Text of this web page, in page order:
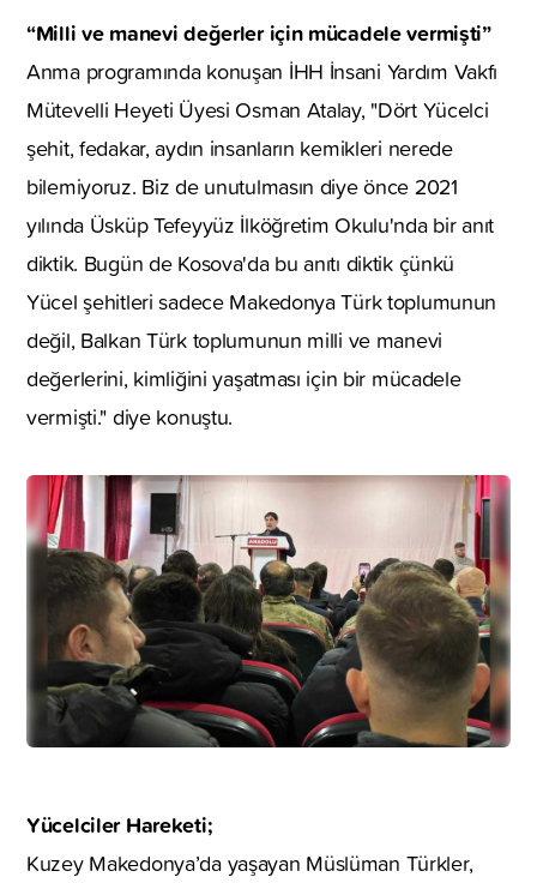
“Milli ve manevi değerler için mücadele vermişti”
Anma programında konuşan İHH İnsani Yardım Vakfı
Mütevelli Heyeti Üyesi Osman Atalay, "Dört Yücelci
şehit, fedakar, aydın insanların kemikleri nerede
bilemiyoruz. Biz de unutulmasın diye önce 2021
yılında Üsküp Tefeyyüz İlköğretim Okulu'nda bir anıt
diktik. Bugün de Kosova'da bu anıtı diktik çünkü
Yücel şehitleri sadece Makedonya Türk toplumunun
değil, Balkan Türk toplumunun milli ve manevi
değerlerini, kimliğini yaşatması için bir mücadele
vermişti." diye konuştu.
Yücelciler Hareketi;
Kuzey Makedonya’da yaşayan Müslüman Türkler,